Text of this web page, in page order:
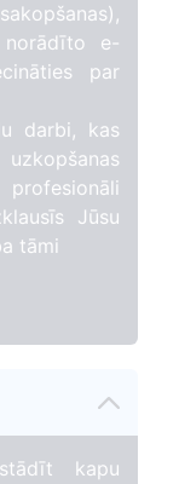
e-
par
darbi, kas
Jūsu
tāmi
kapu